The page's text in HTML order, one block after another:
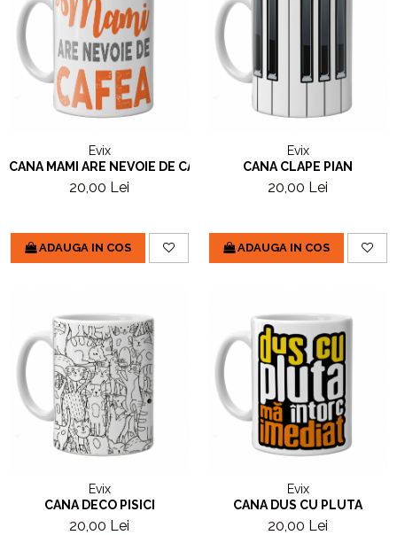
Evix
CANA MAMI ARE NEVOIE DE CAFEA
20,00 Lei
ADAUGA IN COS
Evix
CANA CLAPE PIAN
20,00 Lei
ADAUGA IN COS
Evix
CANA DECO PISICI
20,00 Lei
Evix
CANA DUS CU PLUTA
20,00 Lei